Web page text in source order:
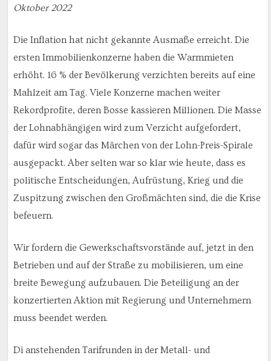
Oktober 2022
Die Inflation hat nicht gekannte Ausmaße erreicht. Die
ersten Immobilienkonzerne haben die Warmmieten
erhöht. 16 % der Bevölkerung verzichten bereits auf eine
Mahlzeit am Tag. Viele Konzerne machen weiter
Rekordprofite, deren Bosse kassieren Millionen. Die Masse
der Lohnabhängigen wird zum Verzicht aufgefordert,
dafür wird sogar das Märchen von der Lohn-Preis-Spirale
ausgepackt. Aber selten war so klar wie heute, dass es
politische Entscheidungen, Aufrüstung, Krieg und die
Zuspitzung zwischen den Großmächten sind, die die Krise
befeuern.
Wir fordern die Gewerkschaftsvorstände auf, jetzt in den
Betrieben und auf der Straße zu mobilisieren, um eine
breite Bewegung aufzubauen. Die Beteiligung an der
konzertierten Aktion mit Regierung und Unternehmern
muss beendet werden.
Di anstehenden Tarifrunden in der Metall- und